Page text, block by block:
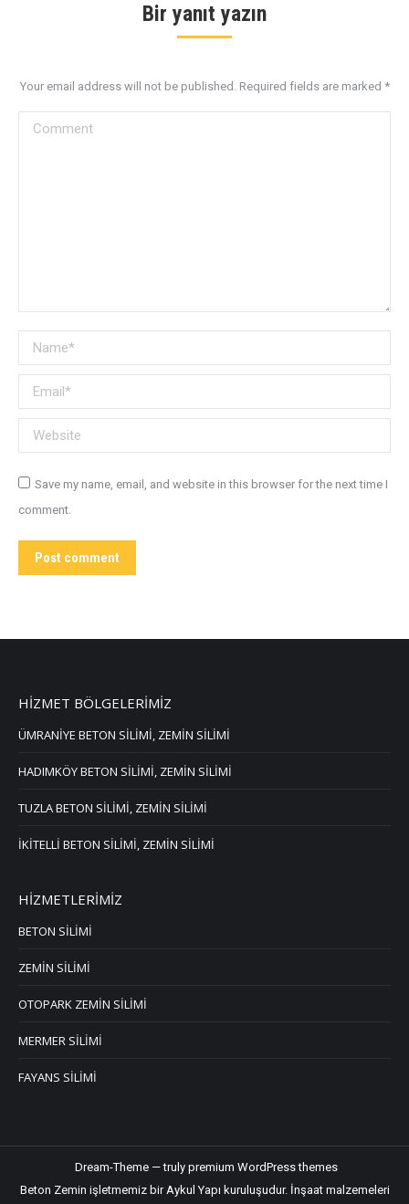
Bir yanıt yazın
Your email address will not be published. Required fields are marked *
Comment
Name *
Email *
Website
Save my name, email, and website in this browser for the next time I
comment.
Post comment
HİZMET BÖLGELERİMİZ
ÜMRANİYE BETON SİLİMİ, ZEMİN SİLİMİ
HADIMKÖY BETON SİLİMİ, ZEMİN SİLİMİ
TUZLA BETON SİLİMİ, ZEMİN SİLİMİ
İKİTELLİ BETON SİLİMİ, ZEMİN SİLİMİ
HİZMETLERİMİZ
BETON SİLİMİ
ZEMİN SİLİMİ
OTOPARK ZEMİN SİLİMİ
MERMER SİLİMİ
FAYANS SİLİMİ
Dream-Theme — truly premium WordPress themes
Beton Zemin işletmemiz bir Aykul Yapı kuruluşudur. İnşaat malzemeleri